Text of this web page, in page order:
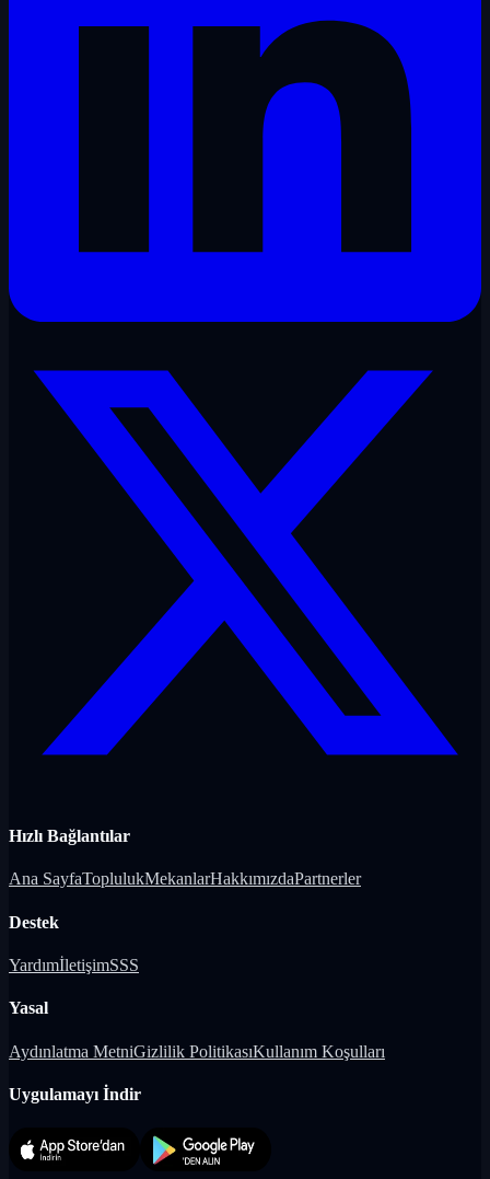
Hızlı Bağlantılar
Ana SayfaToplulukMekanlarHakkımızdaPartnerler
Destek
YardımİletişimSSS
Yasal
Aydınlatma MetniGizlilik PolitikasıKullanım Koşulları
Uygulamayı İndir